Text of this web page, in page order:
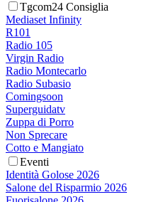
Tgcom24 Consiglia
Mediaset Infinity
R101
Radio 105
Virgin Radio
Radio Montecarlo
Radio Subasio
Comingsoon
Superguidatv
Zuppa di Porro
Non Sprecare
Cotto e Mangiato
Eventi
Identità Golose 2026
Salone del Risparmio 2026